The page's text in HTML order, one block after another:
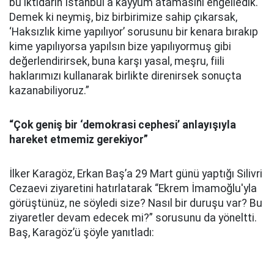
bu iktidarın İstanbul'a kayyum atamasını engelledik.
Demek ki neymiş, biz birbirimize sahip çıkarsak,
‘Haksızlık kime yapılıyor’ sorusunu bir kenara bırakıp
kime yapılıyorsa yapılsın bize yapılıyormuş gibi
değerlendirirsek, buna karşı yasal, meşru, fiili
haklarımızı kullanarak birlikte direnirsek sonuçta
kazanabiliyoruz.”
“Çok geniş bir ‘demokrasi cephesi’ anlayışıyla
hareket etmemiz gerekiyor”
İlker Karagöz, Erkan Baş’a 29 Mart günü yaptığı Silivri
Cezaevi ziyaretini hatırlatarak “Ekrem İmamoğlu'yla
görüştünüz, ne söyledi size? Nasıl bir duruşu var? Bu
ziyaretler devam edecek mi?” sorusunu da yöneltti.
Baş, Karagöz’ü şöyle yanıtladı: